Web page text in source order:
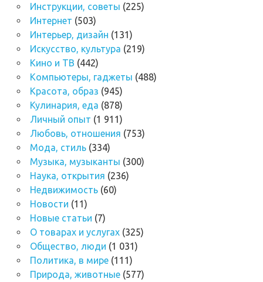
Инструкции, советы (225)
Интернет (503)
Интерьер, дизайн (131)
Искусство, культура (219)
Кино и ТВ (442)
Компьютеры, гаджеты (488)
Красота, образ (945)
Кулинария, еда (878)
Личный опыт (1 911)
Любовь, отношения (753)
Мода, стиль(334)
Музыка, музыканты (300)
Наука, открытия (236)
Недвижимость(60)
Новости (11)
Новые статьи (7)
О товарах и услугах(325)
Общество, люди (1 031)
Политика, в мире(111)
Природа, животные(577)